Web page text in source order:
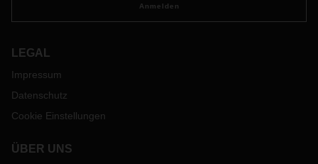
Anmelden
LEGAL
Impressum
Datenschutz
Cookie Einstellungen
ÜBER UNS